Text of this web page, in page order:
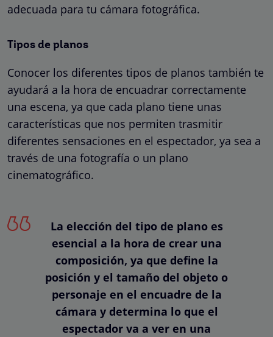
adecuada para tu cámara fotográfica.
Tipos de planos
Conocer los diferentes tipos de planos también te
ayudará a la hora de encuadrar correctamente
una escena, ya que cada plano tiene unas
características que nos permiten trasmitir
diferentes sensaciones en el espectador, ya sea a
través de una fotografía o un plano
cinematográfico.
La elección del tipo de plano es
esencial a la hora de crear una
composición, ya que define la
posición y el tamaño del objeto o
personaje en el encuadre de la
cámara y determina lo que el
espectador va a ver en una